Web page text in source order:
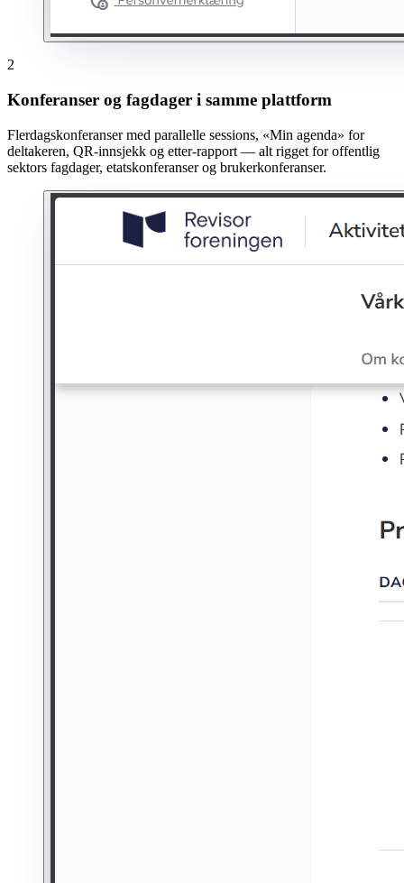
2
Konferanser og fagdager i samme plattform
Flerdagskonferanser med parallelle sessions, «Min agenda» for
deltakeren, QR-innsjekk og etter-rapport — alt rigget for offentlig
sektors fagdager, etatskonferanser og brukerkonferanser.